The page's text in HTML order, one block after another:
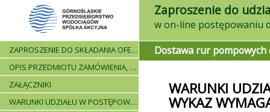
Zaproszenie do
ZAPROSZENIE DO SKŁADANIA OFERT - INFORMACJE OGÓLNE
OPIS PRZEDMIOTU ZAMÓWIENIA, WARUNKI DOSTAWY, WARUNKI PŁATNICZE
ZAŁĄCZNIKI
WARUNKI UDZIAŁU W POSTĘPOWANIU I WYKAZ WYMAGANYCH DOKUMENTÓW
Dostawa rur pompowych
WARUNKI
WYKAZ